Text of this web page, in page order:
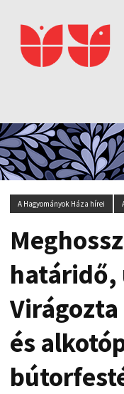
A Hagyományok Háza hírei
határidő,
és